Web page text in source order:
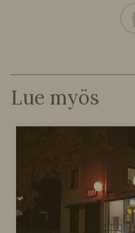
Lue myös